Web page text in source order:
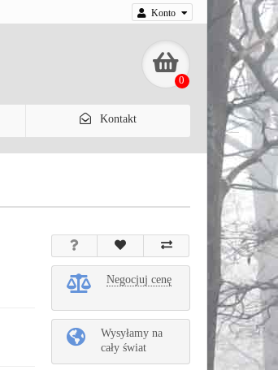
Konto
0
Kontakt
Negocjuj cenę
Wysyłamy na
cały świat